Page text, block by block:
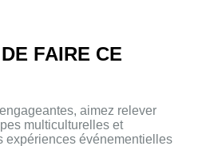
FAIRE CE
aimez relever
multiculturelles et
expériences événementielles